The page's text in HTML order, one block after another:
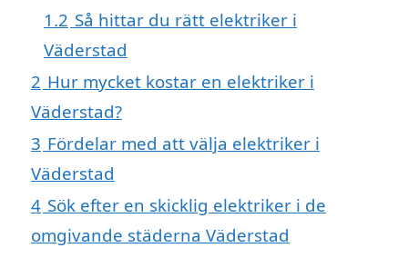
1.2 Så hittar du rätt elektriker i
Väderstad
2 Hur mycket kostar en elektriker i
Väderstad?
3 Fördelar med att välja elektriker i
Väderstad
4 Sök efter en skicklig elektriker i de
omgivande städerna Väderstad